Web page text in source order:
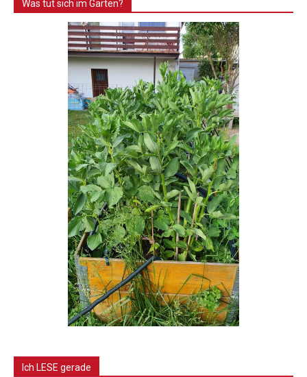
Was tut sich im Garten?
Ich LESE gerade